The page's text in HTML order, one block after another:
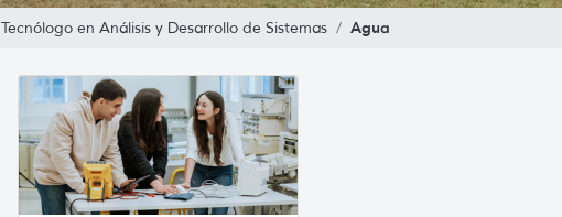
Tecnólogo en Análisis y Desarrollo de Sistemas Agua